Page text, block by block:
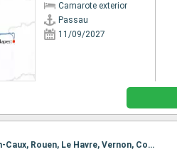
Camarote exterior
Passau
11/09/2027
Itinerario : Paris, La Roche Guyon, Rouen, Vernon, Le Havre, Caudebec-en-Caux, Rouen, Le Havre, Vernon, Conflans Ste Honorine, Rouen, Conflans Ste Honorine, Paris